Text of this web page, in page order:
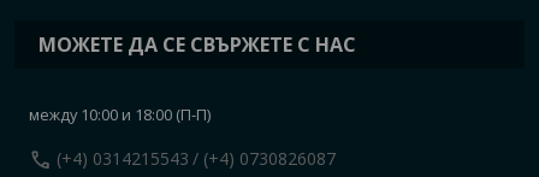
МОЖЕТЕ ДА СЕ СВЪРЖЕТЕ С НАС
между 10:00 и 18:00 (П-П)
call (+4) 0314215543 / (+4) 0730826087